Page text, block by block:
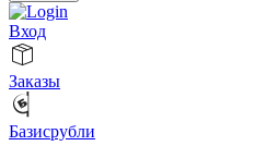
Вход
Заказы
Базисрубли